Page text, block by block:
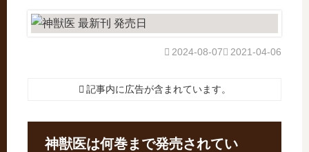
2021-04-06
2024-08-07
記事内に広告が含まれています。
神獣医は何巻まで発売されてい